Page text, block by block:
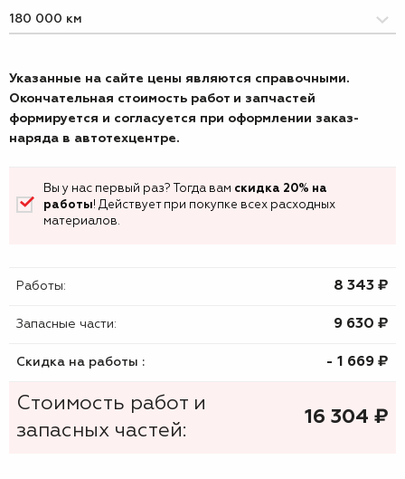
Указанные на сайте цены являются справочными.
Окончательная стоимость работ и запчастей
формируется и согласуется при оформлении заказ-
наряда в автотехцентре.
Вы у нас первый раз? Тогда вам скидка 20% на
работы! Действует при покупке всех расходных
материалов.
Работы: 8 343 ₷
Запасные части: 9 630 ₷
Скидка на работы : - 1 669 ₷
Стоимость работ и
запасных частей:
16 304 ₷